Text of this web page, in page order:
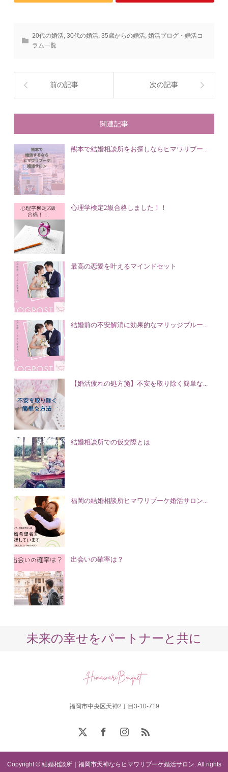
20代の婚活 ,30代の婚活 ,35歳からの婚活 ,婚活ブログ・婚活コ
ラム一覧
前の記事 次の記事
関連記事
熊本で結婚相談所をお探しならヒマワリブー...
心理学検定2級合格しました！！
最高の恋愛を叶えるマインドセット
結婚前の不安解消に効果的なマリッジブルー...
【婚活疲れの処方箋】不安を取り除く簡単な...
結婚相談所での仮交際とは
福岡の結婚相談所ヒマワリブーケ婚活サロン...
出会いの確率は？
未来の幸せをパートナーと共に
福岡市中央区天神2丁目3-10-719
Copyright © 結婚相談所｜福岡市天神ならヒマワリブーケ婚活サロン. All rights